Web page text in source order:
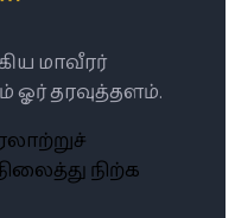
மாவீரர்
தரவுத்தளம்.
நிற்க